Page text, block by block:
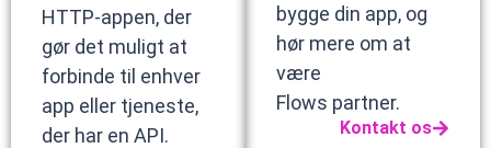
HTTP-appen, der
gør det muligt at
forbinde til enhver
app eller tjeneste,
der har en API.
bygge din app, og
hør mere om at
være
Flows partner.
Kontakt os